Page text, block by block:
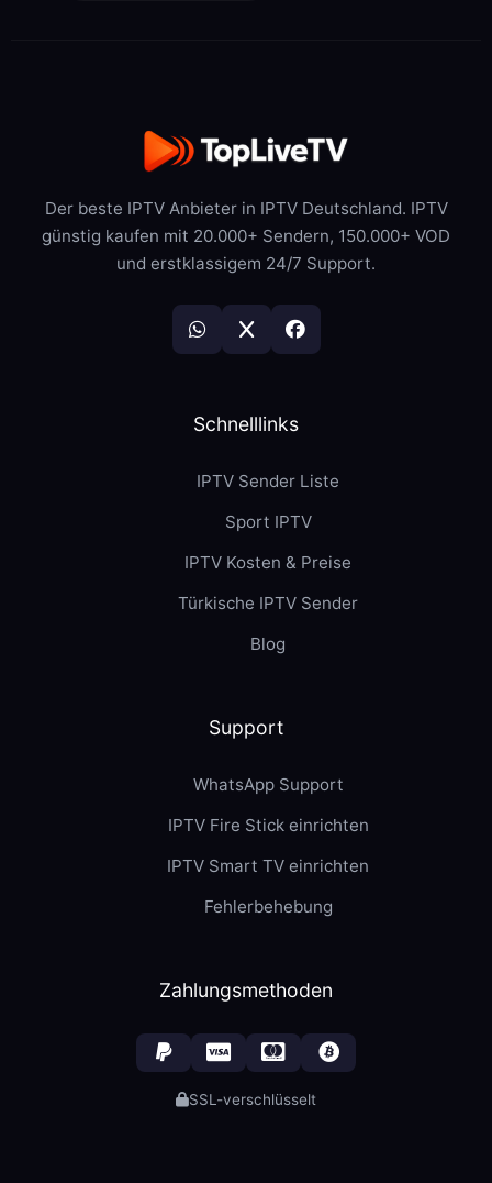
Der beste IPTV Anbieter in IPTV Deutschland. IPTV
günstig kaufen mit 20.000+ Sendern, 150.000+ VOD
und erstklassigem 24/7 Support.
Schnelllinks
IPTV Sender Liste
Sport IPTV
IPTV Kosten & Preise
Türkische IPTV Sender
Blog
Support
WhatsApp Support
IPTV Fire Stick einrichten
IPTV Smart TV einrichten
Fehlerbehebung
Zahlungsmethoden
SSL-verschlüsselt